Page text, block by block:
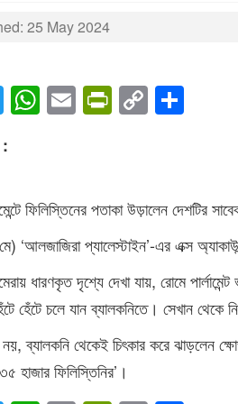
25 May 2024
Twitter
WhatsApp
EmailCopy
:
ফিলিস্তিনের পতাকা উড়ালেন দেশটির
‘আলজাজিরা প্যালেস্টাইন’-এর এক্স
ধারণকৃত দৃশ্যে দেখা যায়, রোমে
হেঁটে চলে যান ব্যালকনিতে। সেখান থেকে
ব্যালকনি থেকেই চিৎকার করে ঝাড়লেন
হাজার ফিলিস্তিনির’।